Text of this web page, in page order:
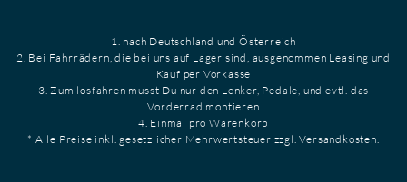
1. nach Deutschland und Österreich
2. Bei Fahrrädern, die bei uns auf Lager sind, ausgenommen Leasing und
Kauf per Vorkasse
3. Zum losfahren musst Du nur den Lenker, Pedale, und evtl. das
Vorderrad montieren
4. Einmal pro Warenkorb
* Alle Preise inkl. gesetzlicher Mehrwertsteuer zzgl. Versandkosten.